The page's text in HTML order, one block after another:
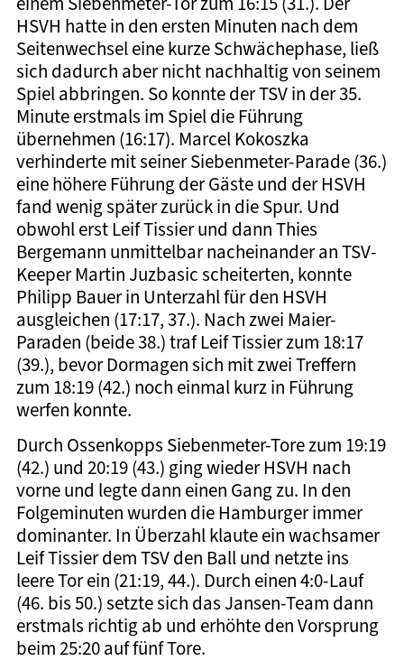
HSVH hatte in den ersten Minuten nach dem
Seitenwechsel eine kurze Schwächephase, ließ
sich dadurch aber nicht nachhaltig von seinem
Spiel abbringen. So konnte der TSV in der 35.
Minute erstmals im Spiel die Führung
übernehmen (16:17). Marcel Kokoszka
verhinderte mit seiner Siebenmeter-Parade (36.)
eine höhere Führung der Gäste und der HSVH
fand wenig später zurück in die Spur. Und
obwohl erst Leif Tissier und dann Thies
Bergemann unmittelbar nacheinander an TSV-
Keeper Martin Juzbasic scheiterten, konnte
Philipp Bauer in Unterzahl für den HSVH
ausgleichen (17:17, 37.). Nach zwei Maier-
Paraden (beide 38.) traf Leif Tissier zum 18:17
(39.), bevor Dormagen sich mit zwei Treffern
zum 18:19 (42.) noch einmal kurz in Führung
werfen konnte.
Durch Ossenkopps Siebenmeter-Tore zum 19:19
(42.) und 20:19 (43.) ging wieder HSVH nach
vorne und legte dann einen Gang zu. In den
Folgeminuten wurden die Hamburger immer
dominanter. In Überzahl klaute ein wachsamer
Leif Tissier dem TSV den Ball und netzte ins
leere Tor ein (21:19, 44.). Durch einen 4:0-Lauf
(46. bis 50.) setzte sich das Jansen-Team dann
erstmals richtig ab und erhöhte den Vorsprung
beim 25:20 auf fünf Tore.